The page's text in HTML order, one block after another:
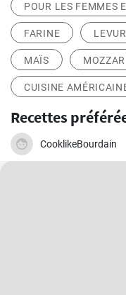
POUR LES FEMMES
FARINE
MAÏS
CUISINE
Recettes
CooklikeBourdain